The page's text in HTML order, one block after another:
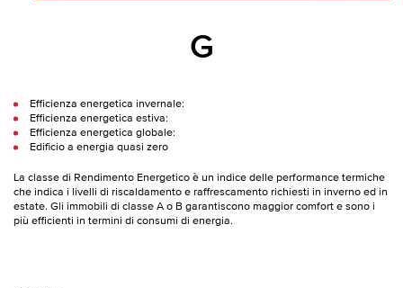
G
Efficienza energetica invernale:
Efficienza energetica estiva:
Efficienza energetica globale:
Edificio a energia quasi zero
La classe di Rendimento Energetico è un indice delle performance termiche
che indica i livelli di riscaldamento e raffrescamento richiesti in inverno ed in
estate. Gli immobili di classe A o B garantiscono maggior comfort e sono i
più efficienti in termini di consumi di energia.